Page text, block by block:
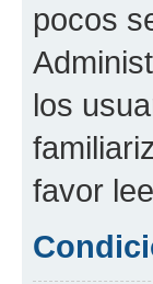
pocos
los
favor